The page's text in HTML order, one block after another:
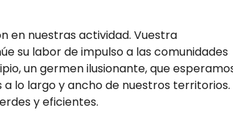
en nuestras actividad. Vuestra
su labor de impulso a las comunidades
un germen ilusionante, que
lo largo y ancho de nuestros territorios.
y eficientes.